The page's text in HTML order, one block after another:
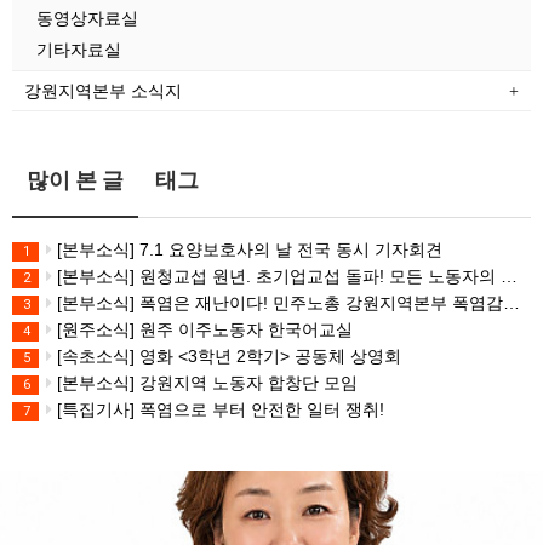
동영상자료실
기타자료실
강원지역본부 소식지
많이 본 글 태그
1 [본부소식] 7.1 요양보호사의 날 전국 동시 기자회견
2 [본부소식] 원청교섭 원년. 초기업교섭 돌파! 모든 노동자의 노동기본권 쟁취! 민주노총 7.15 총파업대회
3 [본부소식] 폭염은 재난이다! 민주노총 강원지역본부 폭염감시단 선포 기자회견
4 [원주소식] 원주 이주노동자 한국어교실
5 [속초소식] 영화 <3학년 2학기> 공동체 상영회
6 [본부소식] 강원지역 노동자 합창단 모임
7 [특집기사] 폭염으로 부터 안전한 일터 쟁취!